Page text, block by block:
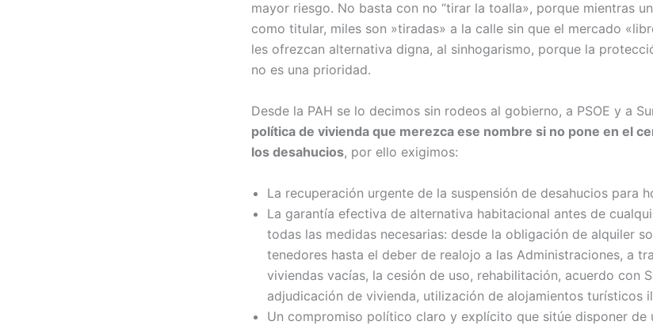
mayor riesgo. No basta con no “tirar la toalla», porque mientras
como titular, miles son »tiradas» a la calle sin que el mercado
les ofrezcan alternativa digna, al sinhogarismo, porque la
no es una prioridad.
Desde la PAH se lo decimos sin rodeos al gobierno, a PSOE y a
política de vivienda que merezca ese nombre si no pone en el
los desahucios, por ello exigimos:
La recuperación urgente de la suspensión de desahucios para
La garantía efectiva de alternativa habitacional antes de
todas las medidas necesarias: desde la obligación de alquiler
tenedores hasta el deber de realojo a las Administraciones, a
viviendas vacías, la cesión de uso, rehabilitación, acuerdo con
adjudicación de vivienda, utilización de alojamientos turísticos
Un compromiso político claro y explícito que sitúe disponer de